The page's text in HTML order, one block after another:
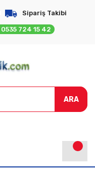
Sipariş Takibi
0535 724 15 42
ARA